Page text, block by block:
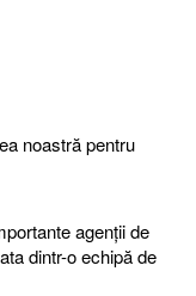
noastră pentru
agenţii de
dintr-o echipă de